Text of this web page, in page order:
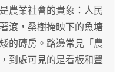
農業社會的貴象：人民
滾，桑樹掩映下的魚塘
的磚房。路邊常見「農
到處可見的是看板和豐